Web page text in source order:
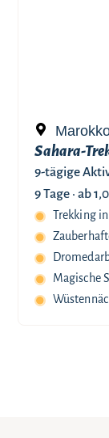
Sahara-
9-tägige
9 Tage · ab
Trekking
Magische